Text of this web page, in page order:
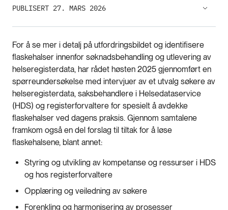
PUBLISERT 27. MARS 2026
For å se mer i detalj på utfordringsbildet og identifisere
flaskehalser innenfor søknadsbehandling og utlevering av
helseregisterdata, har rådet høsten 2025 gjennomført en
spørreundersøkelse med intervjuer av et utvalg søkere av
helseregisterdata, saksbehandlere i Helsedataservice
(HDS) og registerforvaltere for spesielt å avdekke
flaskehalser ved dagens praksis. Gjennom samtalene
framkom også en del forslag til tiltak for å løse
flaskehalsene, blant annet:
Styring og utvikling av kompetanse og ressurser i HDS
og hos registerforvaltere
Opplæring og veiledning av søkere
Forenkling og harmonisering av prosesser